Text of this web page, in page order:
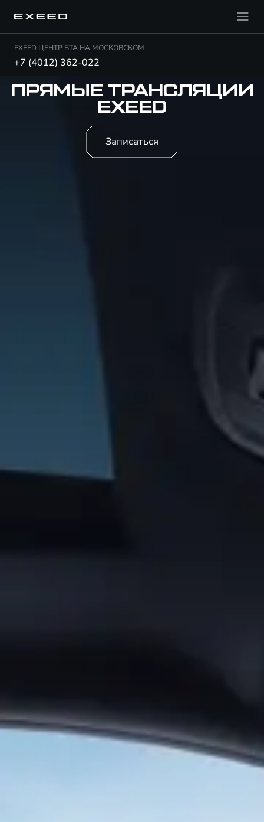
EXEED ЦЕНТР БТА НА МОСКОВСКОМ
+7 (4012) 362-022
ПРЯМЫЕ ТРАНСЛЯЦИИ
EXEED
Записаться